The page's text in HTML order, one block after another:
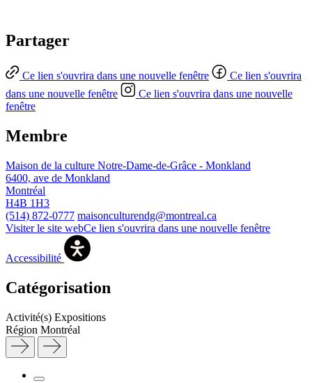
Partager
Ce lien s'ouvrira dans une nouvelle fenêtre
Ce lien s'ouvrira
dans une nouvelle fenêtre
Ce lien s'ouvrira dans une nouvelle
fenêtre
Membre
Maison de la culture Notre-Dame-de-Grâce - Monkland
6400, ave de Monkland
Montréal
H4B 1H3
(514) 872-0777 maisonculturendg@montreal.ca
Visiter le site webCe lien s'ouvrira dans une nouvelle fenêtre
Accessibilité
Catégorisation
Activité(s) Expositions
Région Montréal